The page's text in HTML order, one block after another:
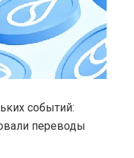
событий:
переводы